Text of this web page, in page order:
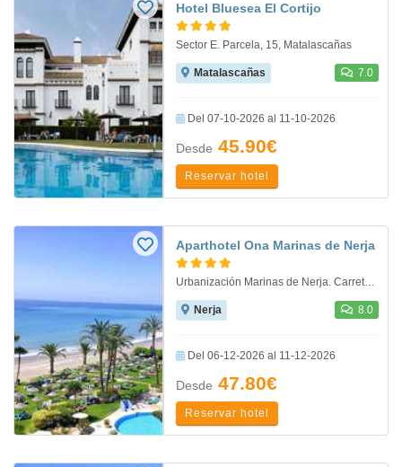
Hotel Bluesea El Cortijo
Sector E. Parcela, 15, Matalascañas
Matalascañas 7.0
Del 07-10-2026 al 11-10-2026
Desde 45.90€
Reservar hotel
Aparthotel Ona Marinas de Nerja
Urbanización Marinas de Nerja. Carretera N.340 Km 289,5, Nerja
Nerja 8.0
Del 06-12-2026 al 11-12-2026
Desde 47.80€
Reservar hotel